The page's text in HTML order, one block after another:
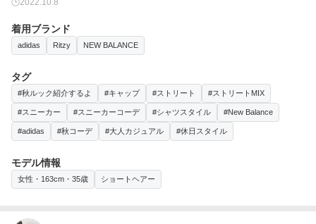
着用ブランド
adidas Ritzy NEW BALANCE
タグ
#秋ルック紹介するよ #キャップ #ストリート #ストリートMIX
#スニーカー #スニーカーコーデ #シャツスタイル #New Balance
#adidas #秋コーデ #大人カジュアル #休日スタイル
モデル情報
女性・163cm・35歳 ショートヘアー